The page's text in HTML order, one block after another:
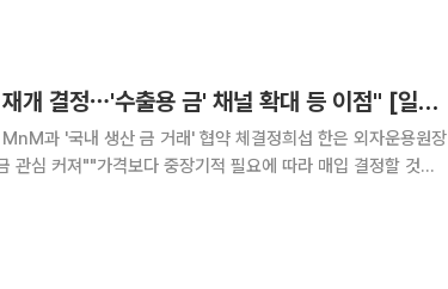
는 구상이다. 이에 한
한은 "쉽지 않았던 금 매입 재개 결정⋯'수출용 금' 채널 확대 등 이점" [일문일답]
과 '국내 생산 금 거래' 협약 체결정희섭 한은 외자운용원장
관심 커져""가격보다 중장기적 필요에 따라 매입 결정할 것⋯
선언하면서다. 그동